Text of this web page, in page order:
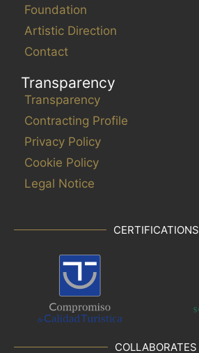
Foundation
Artistic Direction
Contact
Transparency
Transparency
Contracting Profile
Privacy Policy
Cookie Policy
Legal Notice
CERTIFICATIONS
COLLABORATES